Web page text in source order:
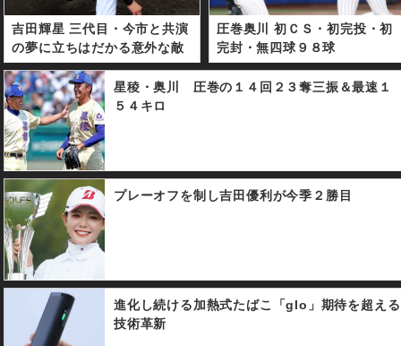
吉田輝星 三代目・今市と共演
の夢に立ちはだかる意外な敵
圧巻奥川 初ＣＳ・初完投・初
完封・無四球９８球
星稜・奥川 圧巻の１４回２３奪三振＆最速１
５４キロ
プレーオフを制し吉田優利が今季２勝目
進化し続ける加熱式たばこ「glo」期待を超える
技術革新